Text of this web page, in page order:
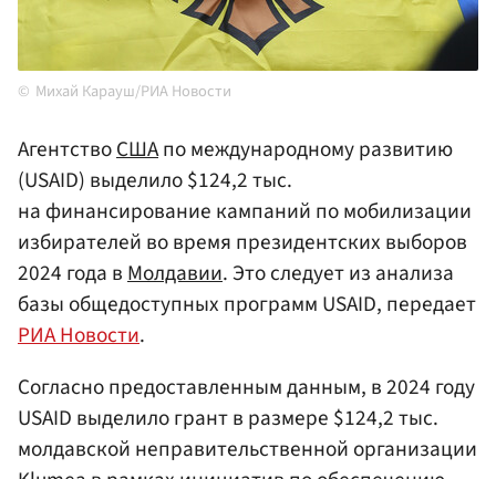
Михай Карауш/РИА Новости
АгентствоСШАпо международному развитию
(USAID) выделило $124,2 тыс.
на финансирование кампаний по мобилизации
избирателей во время президентских выборов
2024 года вМолдавии. Это следует из анализа
базы общедоступных программ USAID, передает
РИА Новости.
Согласно предоставленным данным, в 2024 году
USAID выделило грант в размере $124,2 тыс.
молдавской неправительственной организации